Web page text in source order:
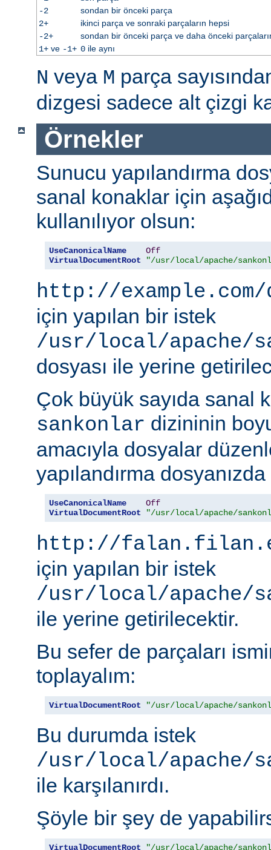
-2
sondan bir önceki parça
2+
ikinci parça ve sonraki parçaların hepsi
-2+
sondan bir önceki parça ve daha önceki
1+ve -1+ 0ile aynı
N veya M parça
dizgesi sadece alt çizgi
Örnekler
Sunucu yapılandırma
sanal konaklar için
kullanılıyor olsun:
UseCanonicalName
Off
VirtualDocumentRoot
"/usr/local/apache/
http://
için yapılan bir istek
/usr/local/apache/
dosyası ile yerine
Çok büyük sayıda sanal
sankonlar dizininin
amacıyla dosyalar
yapılandırma
UseCanonicalName
Off
VirtualDocumentRoot
"/usr/local/apache/
http://
için yapılan bir istek
/usr/local/apache/
ile yerine getirilecektir.
Bu sefer de parçaları
toplayalım:
VirtualDocumentRoot "/usr/local/apache/
Bu durumda istek
/usr/local/apache/
ile karşılanırdı.
Şöyle bir şey de
VirtualDocumentRoot "/usr/local/apache/